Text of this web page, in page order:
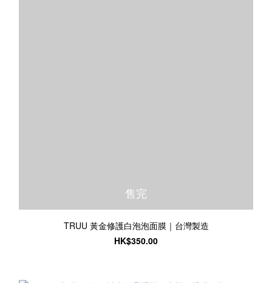
售完
TRUU 黃金修護白泡泡面膜｜台灣製造
HK$350.00